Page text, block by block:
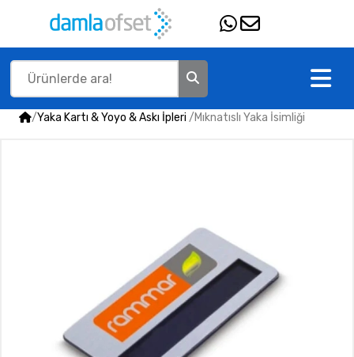
/Yaka Kartı & Yoyo & Askı İpleri /Mıknatıslı Yaka İsimliği